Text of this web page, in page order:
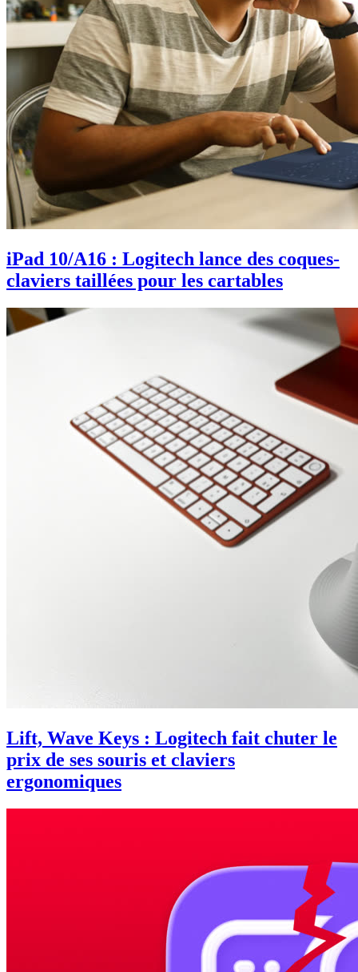
iPad 10/A16 : Logitech lance des coques-
claviers taillées pour les cartables
Lift, Wave Keys : Logitech fait chuter le
prix de ses souris et claviers
ergonomiques